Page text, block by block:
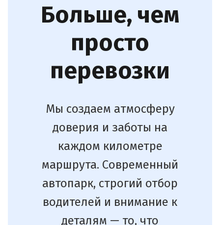
Больше, чем
просто
перевозки
Мы создаем атмосферу
доверия и заботы на
каждом километре
маршрута. Современный
автопарк, строгий отбор
водителей и внимание к
деталям — то, что